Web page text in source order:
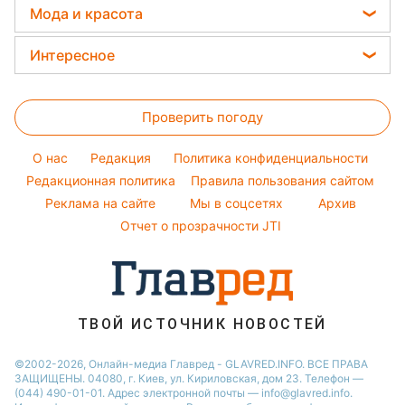
Новости Тернополя
Новости Житомира
Простые блюда
Курс валют
Погода на сегодня
Погода на завтра
София Ротару
Ольга Сумская
Филипп Киркоров
Кейт Миддлтон
Алла Пугачева
Максим Галкин
Виталий Козловский
Мода и красота
Женские стрижки
Окрашивание волос
Красивый маникюр
Модные ошибки
Новости моды
Советы от Андре Тана
Интересное
Тесты по картинке
Оптические иллюзии
Народные приметы
Все о шоу-бизнесе
Проверить погоду
O нас Редакция
Политика конфиденциальности
Редакционная политика
Правила пользования сайтом
Реклама на сайте
Мы в соцсетях
Архив
Отчет о прозрачности JTI
ТВОЙ ИСТОЧНИК НОВОСТЕЙ
©2002-2026, Онлайн-медиа Главред - GLAVRED.INFO. ВСЕ ПРАВА
ЗАЩИЩЕНЫ. 04080, г. Киев, ул. Кириловская, дом 23. Телефон —
(044) 490-01-01. Адрес электронной почты — info@glavred.info.